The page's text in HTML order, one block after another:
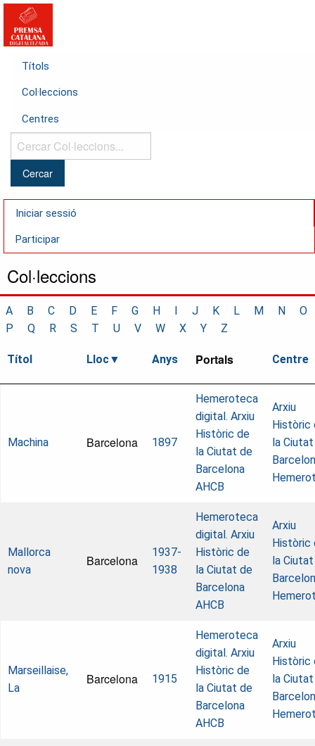
Títols
Col·leccions
Centres
Cercar
Col·leccions...
Iniciar sessió
Participar
Col·leccions
A B C D E F G H I J K L M N
O
P
Q R S T U V W X Y Z
Títol Lloc Anys Portals Centre
Machina Barcelona 1897
Hemeroteca
digital. Arxiu
Històric de
la Ciutat de
Barcelona
AHCB
Arxiu
Històric
la
Mallorca
nova
Barcelona
1937-
1938
Hemeroteca
digital. Arxiu
Històric de
la Ciutat de
Barcelona
AHCB
Arxiu
Històric
la
Marseillaise,
La
Barcelona 1915
Hemeroteca
digital. Arxiu
Històric de
la Ciutat de
Barcelona
AHCB
Arxiu
Històric
la